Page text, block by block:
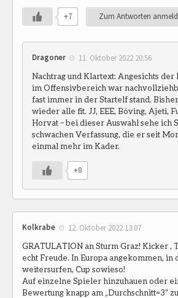
+7 Zum Antworten
Dragoner 11. Oktober 2022 20:56
Nachtrag und Klartext: Angesichts der
im Offensivbereich war
fast immer in der Startelf stand.
wieder alle fit. JJ, EEE, Böving, Ajeti,
Horvat – bei dieser Auswahl sehe ich
schwachen Verfassung, die er seit
einmal mehr im Kader.
+8
Kolkrabe 12. Oktober 2022 13:07
GRATULATION an Sturm Graz! Kicker ,
echt Freude. In Europa angekommen, in
weitersurfen, Cup sowieso!
Auf einzelne Spieler hinzuhauen oder
Bewertung knapp am „Durchschnitt=3“